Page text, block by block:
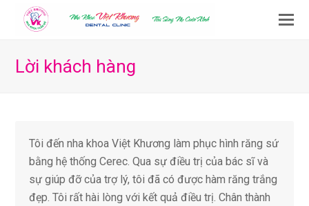
Lời khách hàng
Tôi đến nha khoa Việt Khương làm phục hình răng sứ
bằng hệ thống Cerec. Qua sự điều trị của bác sĩ và
sự giúp đỡ của trợ lý, tôi đã có được hàm răng trắng
đẹp. Tôi rất hài lòng với kết quả điều trị. Chân thành